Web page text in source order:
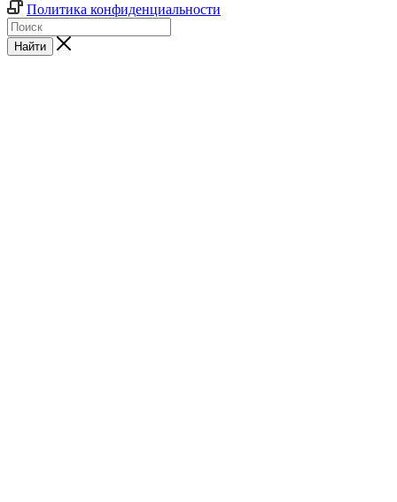
Политика конфиденциальности
Найти